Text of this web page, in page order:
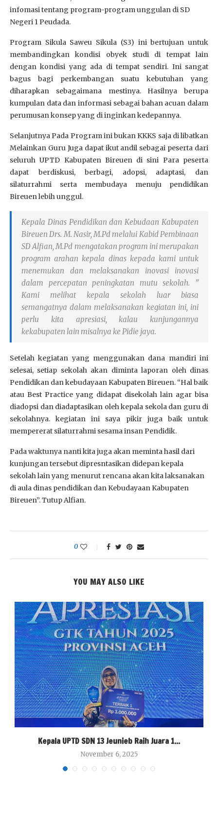
infomasi tentang program-program unggulan di SD
Negeri 1 Peudada.
Program Sikula Saweu Sikula (S3) ini bertujuan untuk
membandingkan kondisi obyek studi di tempat lain
dengan kondisi yang ada di tempat sendiri. Ini sangat
bagus bagi perkembangan suatu kebutuhan yang
diharapkan sebagaimana mestinya. Hasilnya berupa
kumpulan data dan informasi sebagai bahan acuan dalam
perumusan konsep yang di inginkan kedepannya.
Selanjutnya Pada Program ini bukan KKKS saja di libatkan
Melainkan Guru Juga dapat ikut andil sebagai peserta dari
seluruh UPTD Kabupaten Bireuen di sini Para peserta
dapat berdiskusi, berbagi, adopsi, adaptasi, dan
silaturrahmi serta membudaya menuju pendidikan
Bireuen lebih unggul.
Kepala Dinas Pendidikan dan Kebudaan Kabupaten
Bireuen Drs. M. Nasir, M.Pd melalui Kabid Pembinaan
SD Alfian, M.Pd mengatakan program ini merupakan
program arahan kepala dinas kepada kami untuk
menemukan dan melaksanakan inovasi inovasi
dalam percepatan peningkatan mutu sekolah. ”
Kami melihat kepala sekolah luar biasa
semangatnya dalam melaksanakan kegiatan ini, ini
perlu kita apresiasi, kalau kunjungannya
kekabupaten lain misalnya ke Pidie jaya.
Setelah kegiatan yang menggunakan dana mandiri ini
selesai, setiap sekolah akan diminta laporan oleh dinas
Pendidikan dan kebudayaan Kabupaten Bireuen. “Hal baik
atau Best Practice yang didapat disekolah lain agar bisa
diadopsi dan diadaptasikan oleh kepala sekola dan guru di
sekolahnya. kegiatan ini saya pikir juga baik untuk
mempererat silaturrahmi sesama insan Pendidik.
Pada waktunya nanti kita juga akan meminta hasil dari
kunjungan tersebut dipresntasikan didepan kepala
sekolah lain yang menurut rencana akan kita laksanakan
di aula dinas pendidikan dan Kebudayaan Kabupaten
Bireuen”. Tutup Alfian.
0
YOU MAY ALSO LIKE
Kepala UPTD SDN 13 Jeunieb Raih Juara 1...
November 6, 2025